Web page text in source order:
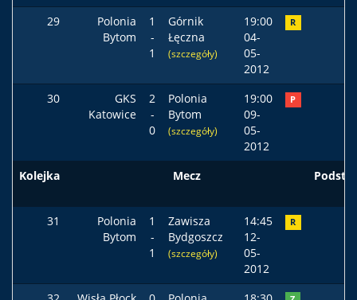
29
Polonia
Bytom
1
-
1
Górnik
Łęczna
(szczegóły)
19:00
04-
05-
2012
R
30
GKS
Katowice
2
-
0
Polonia
Bytom
(szczegóły)
19:00
09-
05-
2012
P
Kolejka Mecz Podst
31
Polonia
Bytom
1
-
1
Zawisza
Bydgoszcz
(szczegóły)
14:45
12-
05-
2012
R